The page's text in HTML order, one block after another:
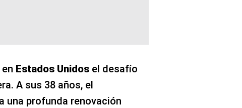
Estados Unidosel desafío
A sus 38 años, el
una profunda renovación